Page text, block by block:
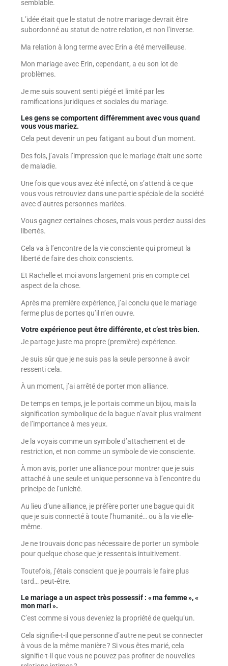
semblable.
L’idée était que le statut de notre mariage devrait être
subordonné au statut de notre relation, et non l’inverse.
Ma relation à long terme avec Erin a été merveilleuse.
Mon mariage avec Erin, cependant, a eu son lot de
problèmes.
Je me suis souvent senti piégé et limité par les
ramifications juridiques et sociales du mariage.
Les gens se comportent différemment avec vous quand
vous vous mariez.
Cela peut devenir un peu fatigant au bout d’un moment.
Des fois, j’avais l’impression que le mariage était une sorte
de maladie.
Une fois que vous avez été infecté, on s’attend à ce que
vous vous retrouviez dans une partie spéciale de la société
avec d’autres personnes mariées.
Vous gagnez certaines choses, mais vous perdez aussi des
libertés.
Cela va à l’encontre de la vie consciente qui promeut la
liberté de faire des choix conscients.
Et Rachelle et moi avons largement pris en compte cet
aspect de la chose.
Après ma première expérience, j’ai conclu que le mariage
ferme plus de portes qu’il n’en ouvre.
Votre expérience peut être différente, et c’est très bien.
Je partage juste ma propre (première) expérience.
Je suis sûr que je ne suis pas la seule personne à avoir
ressenti cela.
À un moment, j’ai arrêté de porter mon alliance.
De temps en temps, je le portais comme un bijou, mais la
signification symbolique de la bague n’avait plus vraiment
de l’importance à mes yeux.
Je la voyais comme un symbole d’attachement et de
restriction, et non comme un symbole de vie consciente.
À mon avis, porter une alliance pour montrer que je suis
attaché à une seule et unique personne va à l’encontre du
principe de l’unicité.
Au lieu d’une alliance, je préfère porter une bague qui dit
que je suis connecté à toute l’humanité… ou à la vie elle-
même.
Je ne trouvais donc pas nécessaire de porter un symbole
pour quelque chose que je ressentais intuitivement.
Toutefois, j’étais conscient que je pourrais le faire plus
tard… peut-être.
Le mariage a un aspect très possessif : « ma femme », «
mon mari ».
C’est comme si vous deveniez la propriété de quelqu’un.
Cela signifie-t-il que personne d’autre ne peut se connecter
à vous de la même manière ? Si vous êtes marié, cela
signifie-t-il que vous ne pouvez pas profiter de nouvelles